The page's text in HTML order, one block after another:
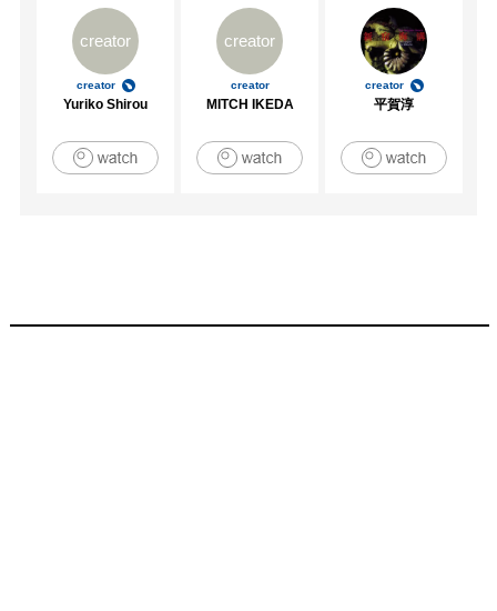
creator
creator
Yuriko Shirou
creator
creator
MITCH IKEDA
creator
平賀淳